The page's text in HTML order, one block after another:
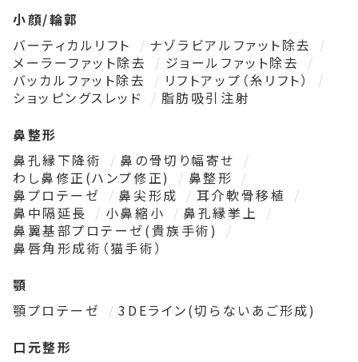
小顔/輪郭
バーティカルリフト
ナゾラビアルファット除去
メーラーファット除去
ジョールファット除去
バッカルファット除去
リフトアップ（糸リフト）
ショッピングスレッド
脂肪吸引注射
鼻整形
鼻孔縁下降術
鼻の骨切り幅寄せ
わし鼻修正(ハンプ修正)
鼻整形
鼻プロテーゼ
鼻尖形成
耳介軟骨移植
鼻中隔延長
小鼻縮小
鼻孔縁挙上
鼻翼基部プロテーゼ(貴族手術)
鼻唇角形成術（猫手術）
顎
顎プロテーゼ
3DEライン(切らないあご形成)
口元整形